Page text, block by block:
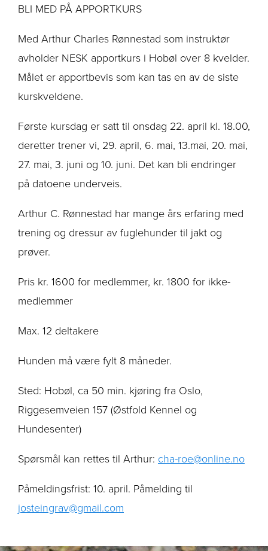
BLI MED PÅ APPORTKURS
Med Arthur Charles Rønnestad som instruktør
avholder NESK apportkurs i Hobøl over 8 kvelder.
Målet er apportbevis som kan tas en av de siste
kurskveldene.
Første kursdag er satt til onsdag 22. april kl. 18.00,
deretter trener vi, 29. april, 6. mai, 13.mai, 20. mai,
27. mai, 3. juni og 10. juni. Det kan bli endringer
på datoene underveis.
Arthur C. Rønnestad har mange års erfaring med
trening og dressur av fuglehunder til jakt og
prøver.
Pris kr. 1600 for medlemmer, kr. 1800 for ikke-
medlemmer
Max. 12 deltakere
Hunden må være fylt 8 måneder.
Sted: Hobøl, ca 50 min. kjøring fra Oslo,
Riggesemveien 157 (Østfold Kennel og
Hundesenter)
Spørsmål kan rettes til Arthur: cha-roe@online.no
Påmeldingsfrist: 10. april. Påmelding til
josteingrav@gmail.com